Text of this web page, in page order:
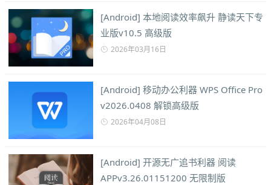
[Android] 本地阅读效率飙升 静读天下专
业版v10.5 高级版
2026年03月16日
[Android] 移动办公利器 WPS Office Pro
v2026.0408 解锁高级版
2026年04月08日
[Android] 开源无广追书利器 阅读
APPv3.26.01151200 无限制版